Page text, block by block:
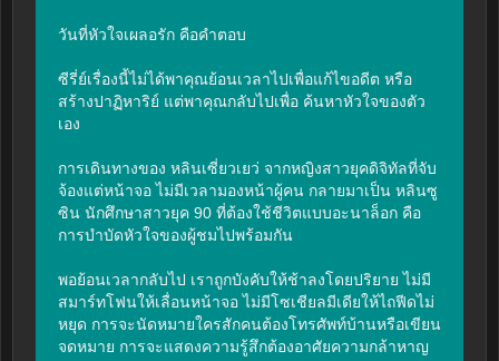
วันที่หัวใจเผลอรัก คือคำตอบ
ซีรี่ย์เรื่องนี้ไม่ได้พาคุณย้อนเวลาไปเพื่อแก้ไขอดีต หรือ
สร้างปาฏิหาริย์ แต่พาคุณกลับไปเพื่อ ค้นหาหัวใจของตัว
เอง
การเดินทางของ หลินเซี่ยวเยว่ จากหญิงสาวยุคดิจิทัลที่จับ
จ้องแต่หน้าจอ ไม่มีเวลามองหน้าผู้คน กลายมาเป็น หลินซู
ซิน นักศึกษาสาวยุค 90 ที่ต้องใช้ชีวิตแบบอะนาล็อก คือ
การบำบัดหัวใจของผู้ชมไปพร้อมกัน
พอย้อนเวลากลับไป เราถูกบังคับให้ช้าลงโดยปริยาย ไม่มี
สมาร์ทโฟนให้เลื่อนหน้าจอ ไม่มีโซเชียลมีเดียให้ไถฟีดไม่
หยุด การจะนัดหมายใครสักคนต้องโทรศัพท์บ้านหรือเขียน
จดหมาย การจะแสดงความรู้สึกต้องอาศัยความกล้าหาญ